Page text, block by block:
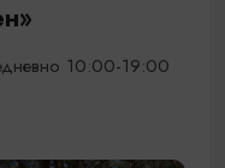
10:00-19:00